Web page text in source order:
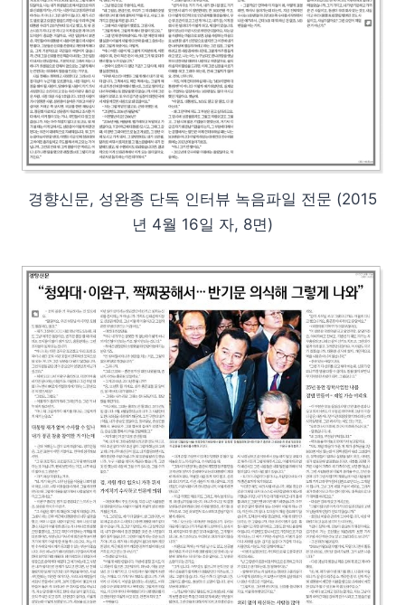
경향신문, 성완종 단독 인터뷰 녹음파일 전문 (2015
년 4월 16일 자, 8면)